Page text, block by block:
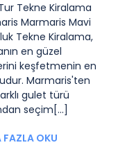
Tekne Kiralama
Marmaris Mavi
Tekne Kiralama,
en güzel
keşfetmenin en
Marmaris'ten
gulet türü
seçim[...]
FAZLA OKU